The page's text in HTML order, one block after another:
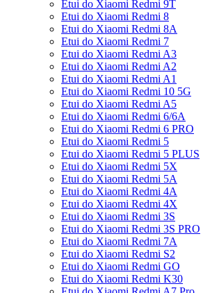
Etui do Xiaomi Redmi 9T
Etui do Xiaomi Redmi 8
Etui do Xiaomi Redmi 8A
Etui do Xiaomi Redmi 7
Etui do Xiaomi Redmi A3
Etui do Xiaomi Redmi A2
Etui do Xiaomi Redmi A1
Etui do Xiaomi Redmi 10 5G
Etui do Xiaomi Redmi A5
Etui do Xiaomi Redmi 6/6A
Etui do Xiaomi Redmi 6 PRO
Etui do Xiaomi Redmi 5
Etui do Xiaomi Redmi 5 PLUS
Etui do Xiaomi Redmi 5X
Etui do Xiaomi Redmi 5A
Etui do Xiaomi Redmi 4A
Etui do Xiaomi Redmi 4X
Etui do Xiaomi Redmi 3S
Etui do Xiaomi Redmi 3S PRO
Etui do Xiaomi Redmi 7A
Etui do Xiaomi Redmi S2
Etui do Xiaomi Redmi GO
Etui do Xiaomi Redmi K30